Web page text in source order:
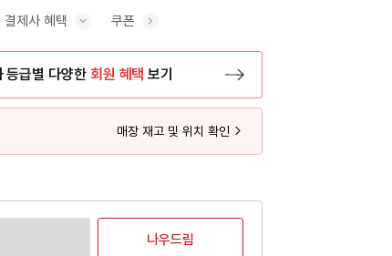
결제사 혜택 쿠폰
등급별 다양한 회원 혜택 보기
매장 재고 및 위치 확인
나우드림